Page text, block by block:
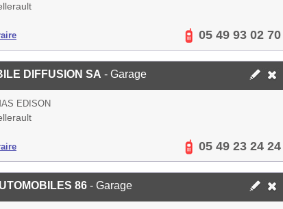
05 49 93 02 70
DIFFUSION SA - Garage
EDISON
05 49 23 24 24
86 - Garage